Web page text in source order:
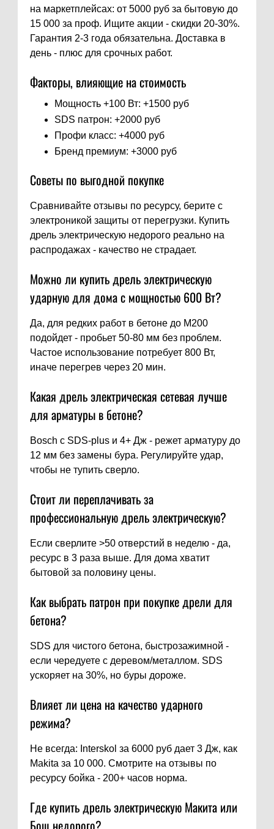
на маркетплейсах: от 5000 руб за бытовую до
15 000 за проф. Ищите акции - скидки 20-30%.
Гарантия 2-3 года обязательна. Доставка в
день - плюс для срочных работ.
Факторы, влияющие на стоимость
Мощность +100 Вт: +1500 руб
SDS патрон: +2000 руб
Профи класс: +4000 руб
Бренд премиум: +3000 руб
Советы по выгодной покупке
Сравнивайте отзывы по ресурсу, берите с
электроникой защиты от перегрузки. Купить
дрель электрическую недорого реально на
распродажах - качество не страдает.
Можно ли купить дрель электрическую
ударную для дома с мощностью 600 Вт?
Да, для редких работ в бетоне до M200
подойдет - пробьет 50-80 мм без проблем.
Частое использование потребует 800 Вт,
иначе перегрев через 20 мин.
Какая дрель электрическая сетевая лучше
для арматуры в бетоне?
Bosch с SDS-plus и 4+ Дж - режет арматуру до
12 мм без замены бура. Регулируйте удар,
чтобы не тупить сверло.
Стоит ли переплачивать за
профессиональную дрель электрическую?
Если сверлите >50 отверстий в неделю - да,
ресурс в 3 раза выше. Для дома хватит
бытовой за половину цены.
Как выбрать патрон при покупке дрели для
бетона?
SDS для чистого бетона, быстрозажимной -
если чередуете с деревом/металлом. SDS
ускоряет на 30%, но буры дороже.
Влияет ли цена на качество ударного
режима?
Не всегда: Interskol за 6000 руб дает 3 Дж, как
Makita за 10 000. Смотрите на отзывы по
ресурсу бойка - 200+ часов норма.
Где купить дрель электрическую Макита или
Бош недорого?